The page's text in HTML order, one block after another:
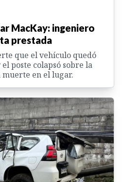
MacKay: ingeniero
prestada
que el vehículo quedó
poste colapsó sobre la
en el lugar.